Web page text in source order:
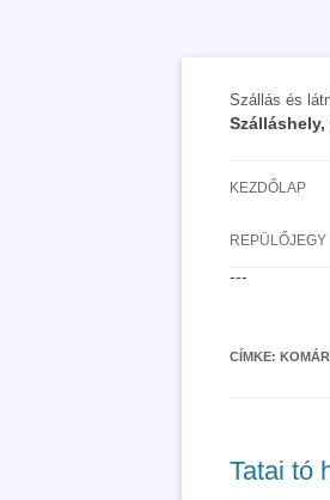
Szállás és
KEZDŐLAP
REPÜLŐJEGY
---
CÍMKE:
Tatai tó